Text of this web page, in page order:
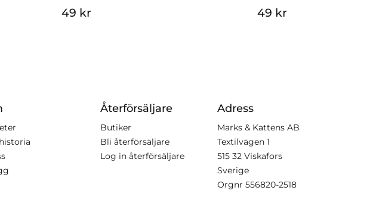
49 kr 49 kr
Återförsäljare
Butiker
Bli återförsäljare
Log in återförsäljare
Adress
Marks & Kattens AB
Textilvägen 1
515 32 Viskafors
Sverige
Orgnr 556820-2518